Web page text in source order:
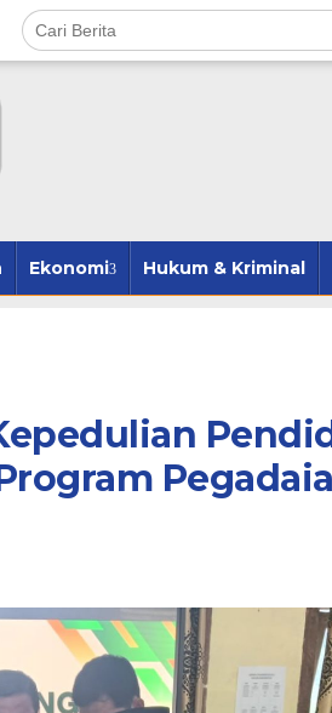
Ekonomi Hukum & Kriminal